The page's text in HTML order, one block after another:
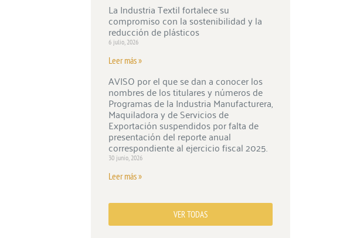
La Industria Textil fortalece su
compromiso con la sostenibilidad y la
reducción de plásticos
6 julio, 2026
Leer más »
AVISO por el que se dan a conocer los
nombres de los titulares y números de
Programas de la Industria Manufacturera,
Maquiladora y de Servicios de
Exportación suspendidos por falta de
presentación del reporte anual
correspondiente al ejercicio fiscal 2025.
30 junio, 2026
Leer más »
VER TODAS